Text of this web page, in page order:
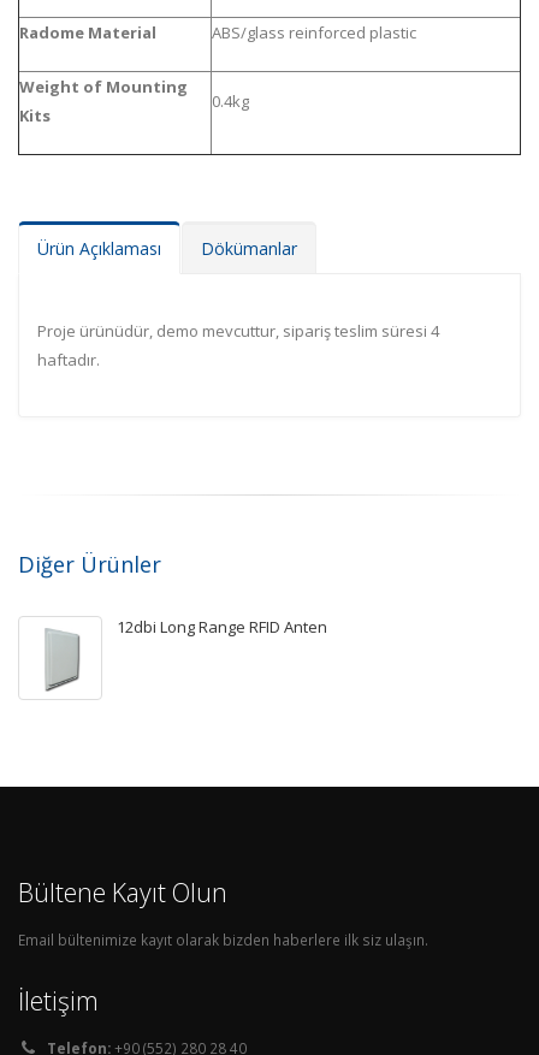
Radome Material ABS/glass reinforced plastic
Weight of Mounting
Kits
0.4kg
Ürün Açıklaması Dökümanlar
Proje ürünüdür, demo mevcuttur, sipariş teslim süresi 4
haftadır.
Diğer Ürünler
12dbi Long Range RFID Anten
Bültene Kayıt Olun
Email bültenimize kayıt olarak bizden haberlere ilk siz ulaşın.
İletişim
Telefon:+90 (552) 280 28 40